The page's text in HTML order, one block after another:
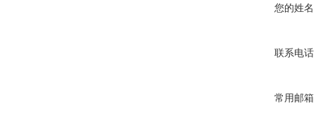
您的姓名
联系电话
常用邮箱